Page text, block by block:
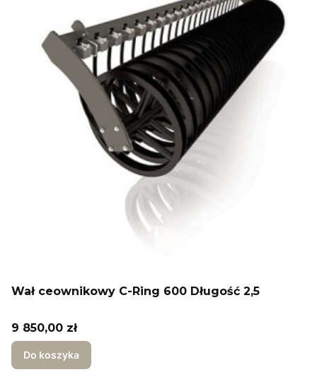
Wał ceownikowy C-Ring 600 Długość 2,5
Cena
9 850,00 zł
Do koszyka